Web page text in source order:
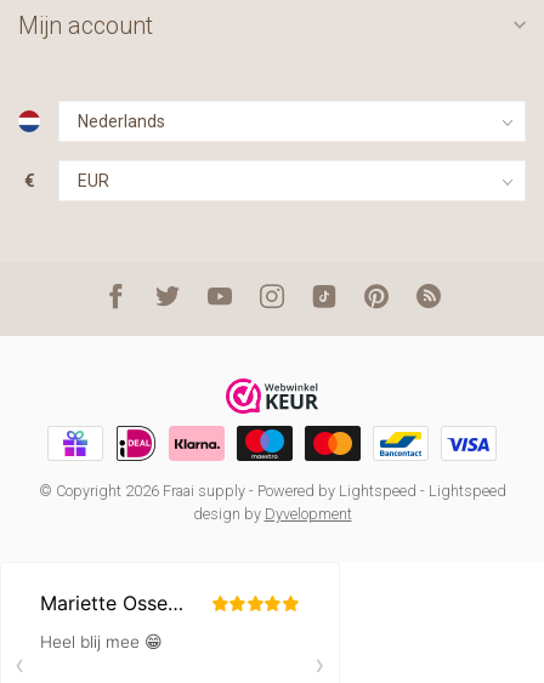
Mijn account
€
© Copyright 2026 Fraai supply- Powered by Lightspeed - Lightspeed
design by Dyvelopment